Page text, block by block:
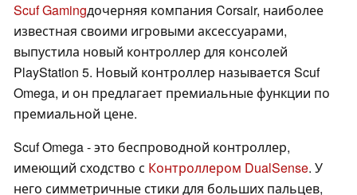
Scuf Gamingдочерняя компания Corsair, наиболее
известная своими игровыми аксессуарами,
выпустила новый контроллер для консолей
PlayStation 5. Новый контроллер называется Scuf
Omega, и он предлагает премиальные функции по
премиальной цене.
Scuf Omega - это беспроводной контроллер,
имеющий сходство с Контроллером DualSense. У
него симметричные стики для больших пальцев,